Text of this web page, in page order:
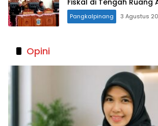
Fiskal di Tengah Ruang
Terbatas
Pangkalpinang 3 Agustus
Opini